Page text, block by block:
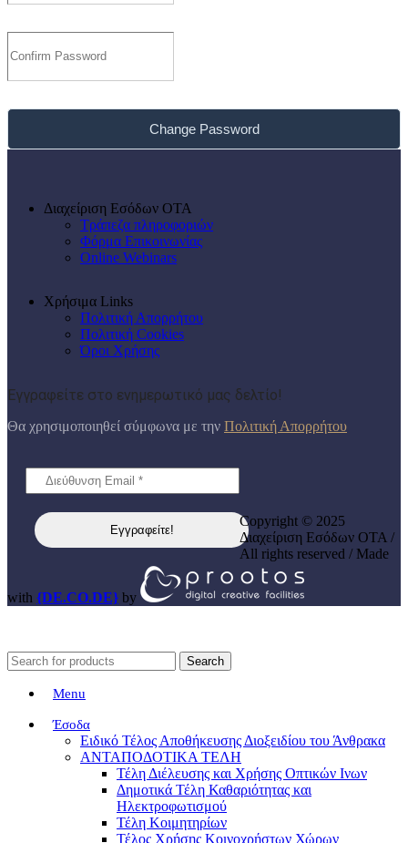
Change Password
Διαχείριση Εσόδων ΟΤΑ
Τράπεζα πληροφοριών
Φόρμα Επικοινωνίας
Online Webinars
Χρήσιμα Links
Πολιτική Απορρήτου
Πολιτική Cookies
Όροι Χρήσης
Εγγραφείτε στο ενημερωτικό μας δελτίο!
Θα χρησιμοποιηθεί σύμφωνα με την Πολιτική Απορρήτου
Copyright © 2025
Διαχείριση Εσόδων ΟΤΑ /
All rights reserved / Made
with {DE.CO.DE} by
Search
Menu
Έσοδα
Ειδικό Τέλος Αποθήκευσης Διοξειδίου του Άνθρακα
ΑΝΤΑΠΟΔΟΤΙΚΑ ΤΕΛΗ
Τέλη Διέλευσης και Χρήσης Οπτικών Ινων
Δημοτικά Τέλη Καθαριότητας και
Ηλεκτροφωτισμού
Τέλη Κοιμητηρίων
Τέλος Χρήσης Κοινοχρήστων Χώρων